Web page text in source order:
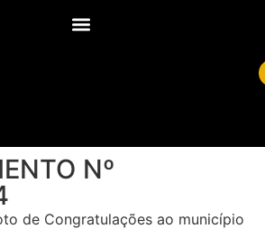
Nº
de Congratulações ao município